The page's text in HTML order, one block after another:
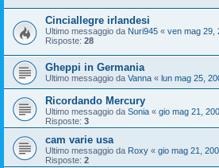
Cinciallegre irlandesi
Ultimo messaggio da Nuri945 « ven mag 29,
Risposte: 28
Gheppi in Germania
Ultimo messaggio da Vanna « lun mag 25,
Ricordando Mercury
Ultimo messaggio da Sonia « gio mag 21,
Risposte: 3
cam varie usa
Ultimo messaggio da Roxy « gio mag 21,
Risposte: 2